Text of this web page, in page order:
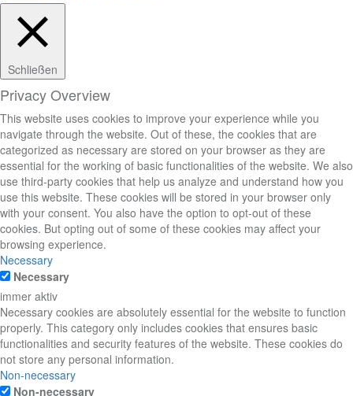
Schließen
Privacy Overview
This website uses cookies to improve your experience while you
navigate through the website. Out of these, the cookies that are
categorized as necessary are stored on your browser as they are
essential for the working of basic functionalities of the website. We also
use third-party cookies that help us analyze and understand how you
use this website. These cookies will be stored in your browser only
with your consent. You also have the option to opt-out of these
cookies. But opting out of some of these cookies may affect your
browsing experience.
Necessary
Necessary
immer aktiv
Necessary cookies are absolutely essential for the website to function
properly. This category only includes cookies that ensures basic
functionalities and security features of the website. These cookies do
not store any personal information.
Non-necessary
Non-necessary